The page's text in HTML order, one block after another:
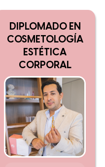
DIPLOMADO EN
COSMETOLOGÍA
ESTÉTICA
CORPORAL